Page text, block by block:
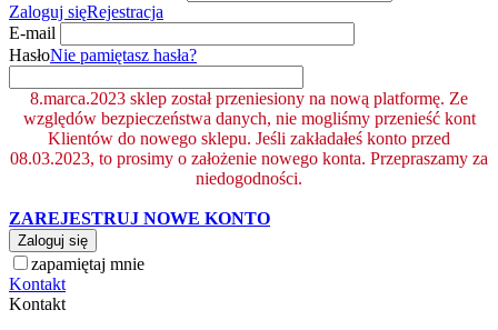
Zaloguj sięRejestracja
E-mail
HasłoNie pamiętasz hasła?
8.marca.2023 sklep został przeniesiony na nową platformę. Ze
względów bezpieczeństwa danych, nie mogliśmy przenieść kont
Klientów do nowego sklepu. Jeśli zakładałeś konto przed
08.03.2023, to prosimy o założenie nowego konta. Przepraszamy za
niedogodności.
ZAREJESTRUJ NOWE KONTO
Zaloguj się
zapamiętaj mnie
Kontakt
Kontakt